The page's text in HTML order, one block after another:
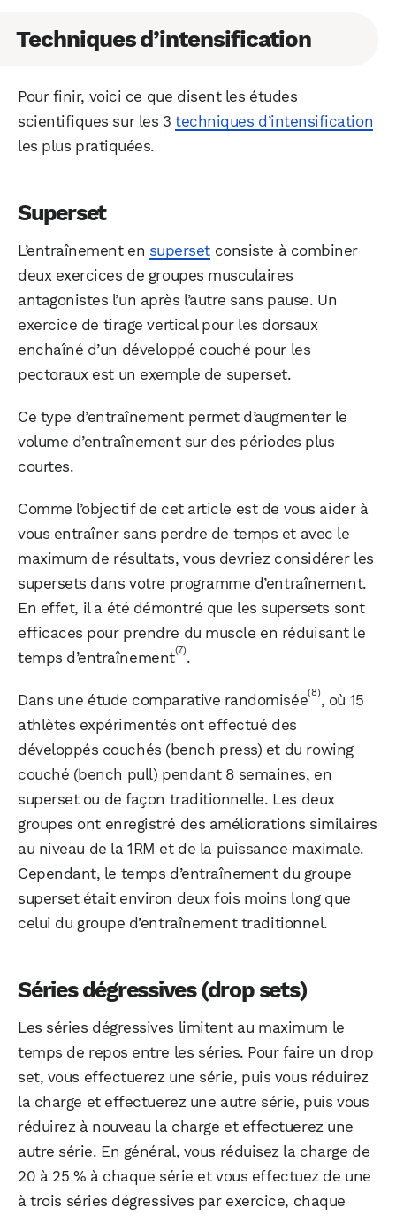
Techniques d’intensification
Pour finir, voici ce que disent les études
scientifiques sur les 3techniques d’intensification
les plus pratiquées.
Superset
L’entraînement en supersetconsiste à combiner
deux exercices de groupes musculaires
antagonistes l’un après l’autre sans pause. Un
exercice de tirage vertical pour les dorsaux
enchaîné d’un développé couché pour les
pectoraux est un exemple de superset.
Ce type d’entraînement permet d’augmenter le
volume d’entraînement sur des périodes plus
courtes.
Comme l’objectif de cet article est de vous aider à
vous entraîner sans perdre de temps et avec le
maximum de résultats, vous devriez considérer les
supersets dans votre programme d’entraînement.
En effet, il a été démontré que les supersets sont
efficaces pour prendre du muscle en réduisant le
temps d’entraînement(7).
Dans une étude comparative randomisée(8), où 15
athlètes expérimentés ont effectué des
développés couchés (bench press) et du rowing
couché (bench pull) pendant 8 semaines, en
superset ou de façon traditionnelle. Les deux
groupes ont enregistré des améliorations similaires
au niveau de la 1RM et de la puissance maximale.
Cependant, le temps d’entraînement du groupe
superset était environ deux fois moins long que
celui du groupe d’entraînement traditionnel.
Séries dégressives (drop sets)
Les séries dégressives limitent au maximum le
temps de repos entre les séries. Pour faire un drop
set, vous effectuerez une série, puis vous réduirez
la charge et effectuerez une autre série, puis vous
réduirez à nouveau la charge et effectuerez une
autre série. En général, vous réduisez la charge de
20 à 25 % à chaque série et vous effectuez de une
à trois séries dégressives par exercice, chaque